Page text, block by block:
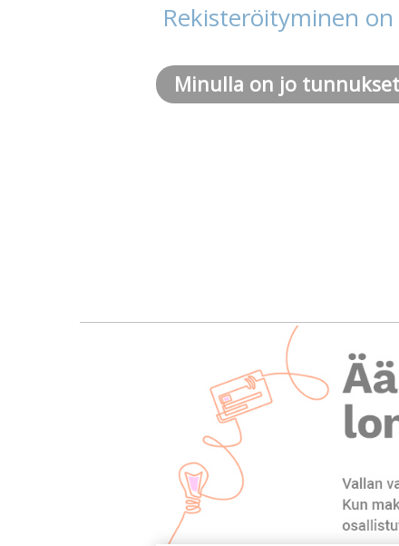
Rekisteröityminen
Minulla on jo tunnukset